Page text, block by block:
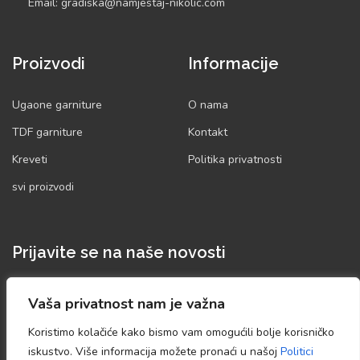
Vaša privatnost nam je važna
Koristimo kolačiće kako bismo vam omogućili bolje korisničko
iskustvo. Više informacija možete pronaći u našoj Politici
Proizvodi
Ugaone garniture
TDF garniture
Kreveti
svi proizvodi
Informacije
O nama
Kontakt
Politika privatnosti
Prijavite se na naše novosti
obradovati akcijama koje ne želite da propustite.